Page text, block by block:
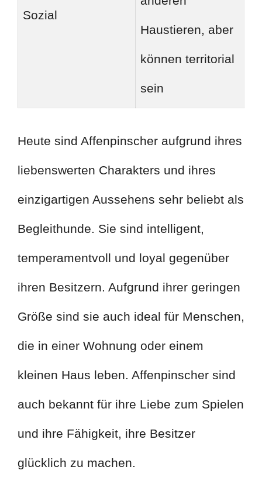
Sozial
Haustieren, aber
können territorial
sein
Heute sind Affenpinscher aufgrund ihres
liebenswerten Charakters und ihres
einzigartigen Aussehens sehr beliebt als
Begleithunde. Sie sind intelligent,
temperamentvoll und loyal gegenüber
ihren Besitzern. Aufgrund ihrer geringen
Größe sind sie auch ideal für Menschen,
die in einer Wohnung oder einem
kleinen Haus leben. Affenpinscher sind
auch bekannt für ihre Liebe zum Spielen
und ihre Fähigkeit, ihre Besitzer
glücklich zu machen.